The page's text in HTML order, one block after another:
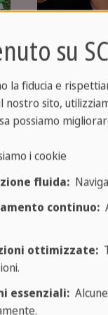
Corsi serali
nei nostri
serali sono
pregresse
su
la fiducia e
nostro sito,
possiamo
i cookie
fluida:
continuo:
ottimizzate:
essenziali:Alcune